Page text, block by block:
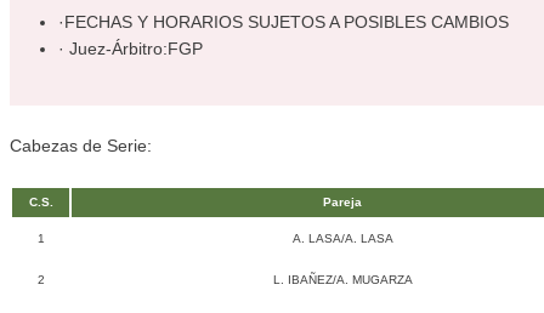
·FECHAS Y HORARIOS SUJETOS A POSIBLES CAMBIOS
· Juez-Árbitro:FGP
Cabezas de Serie:
C.S. Pareja
1 A. LASA/A. LASA
2 L. IBAÑEZ/A. MUGARZA